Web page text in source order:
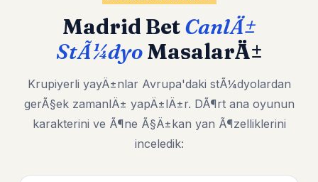
Madrid BetCanlÄ±
StÃ¼dyoMasalarÄ±
Krupiyerli yayÄ±nlar Avrupa'daki stÃ¼dyolardan
gerÃ§ek zamanlÄ± yapÄ±lÄ±r. DÃ¶rt ana oyunun
karakterini ve Ã¶ne Ã§Ä±kan yan Ã¶zelliklerini
inceledik: